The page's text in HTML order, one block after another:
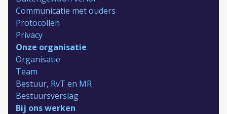
Communicatie met ouders
Protocollen
Privacy
Onze organisatie
Organisatie
Team
Bestuur, RvT en MR
Bestuursverslag
Bij ons werken